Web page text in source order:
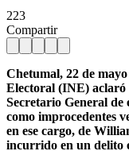
223
Compartir
Chetumal, 22 de
Electoral (INE) aclaró
Secretario General de
como improcedentes
en ese cargo, de
incurrido en un delito